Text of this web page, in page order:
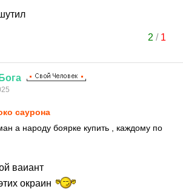
2 / 1
Бога
саурона
а народу боярке купить , каждому по
ваиант
окраин